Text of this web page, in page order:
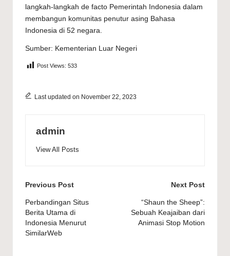
langkah-langkah de facto Pemerintah Indonesia dalam
membangun komunitas penutur asing Bahasa
Indonesia di 52 negara.
Sumber: Kementerian Luar Negeri
Post Views: 533
Last updated on November 22, 2023
admin
View All Posts
Post
navigation
Previous Post
Perbandingan Situs
Berita Utama di
Indonesia Menurut
SimilarWeb
Next Post
“Shaun the Sheep”:
Sebuah Keajaiban dari
Animasi Stop Motion